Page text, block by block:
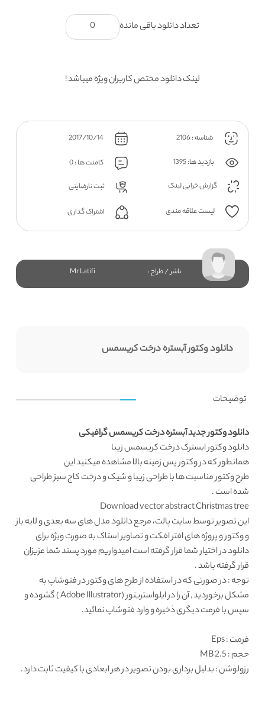
تعداد دانلود باقی مانده 0
لینک دانلود مختص کاربران ویژه میباشد !
شناسه : 2106 2017/10/14
بازدید ها: 1395
کامنت ها : 0
گزارش خرابی لینک
ثبت نارضایتی
لیست علاقه مندی اشتراک گذاری
ناشر / طراح : Mr Latifi
دانلود وکتور آبستره درخت کریسمس
توضیحات
دانلود وکتور جدید آبستره درخت کریسمس گرافیکی
دانلود وکتورابسترک درخت کریسمس زیبا
همانطور که دروکتور پس زمینهبالا مشاهده میکنید این
طرحوکتور مناسبت هابا طراحی زیبا و شیک و درخت کاج سبز طراحی
شده است .
Download vector abstract Christmas tree
این تصویر توسطسایت پالت، مرجع دانلود مدل های سه بعدی و لایه باز
و وکتور و پروژه های افتر افکت و تصاویر استاک به صورت ویژه برای
دانلود در اختیار شما قرار گرفته است امیدواریم مورد پسند شما عزیزان
قرار گرفته باشد .
توجه : در صورتی که در استفاده از طرح های وکتور در فتوشاپ به
مشکل برخوردید , آن را در ایلواستریتور (Adobe Illustrator ) گشوده و
سپس با فرمت دیگری ذخیره و وارد فتوشاپ نمائید.
فرمت: Eps
حجم : 2.5 MB
رزولوشن: بدلیل برداری بودن تصویر در هر ابعادی با کیفیت ثابت دارد.